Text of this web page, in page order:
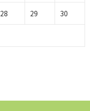
28 29 30